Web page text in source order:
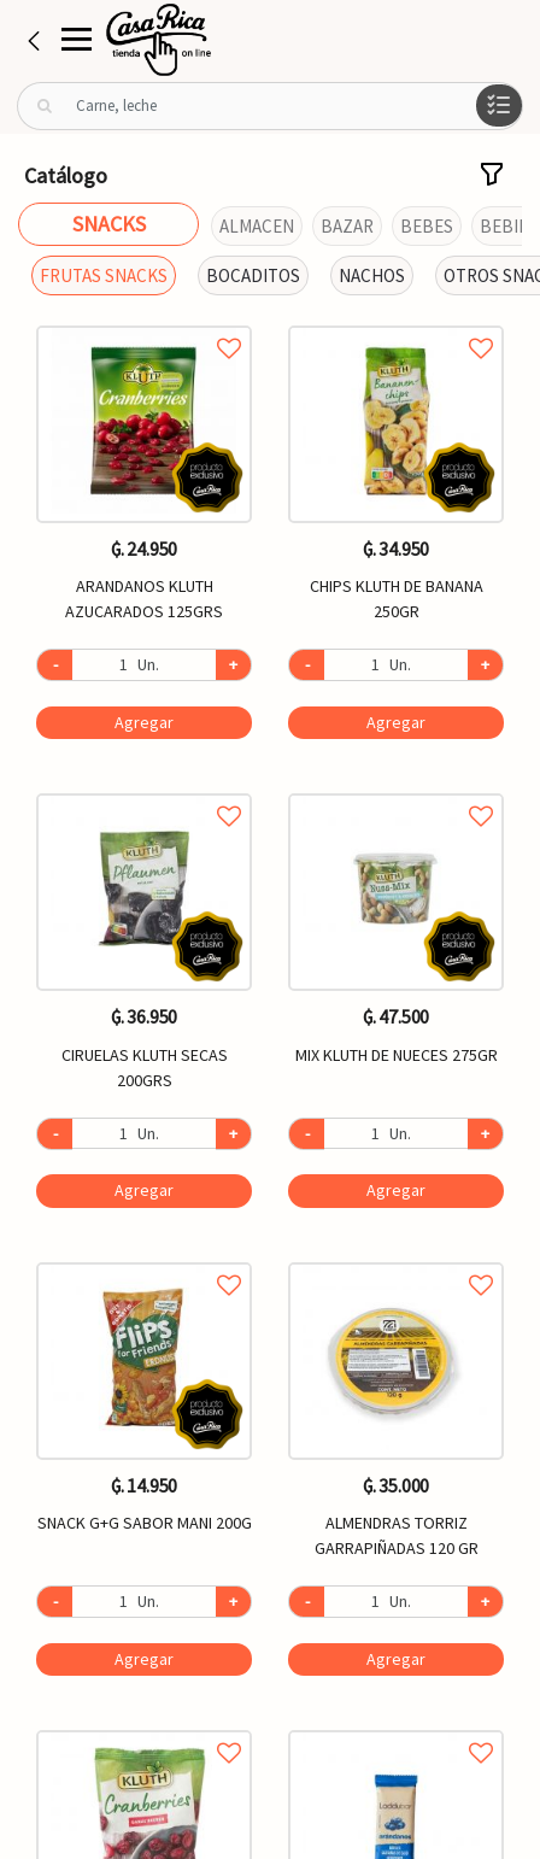
B
u
r
p
Catálogo
SNACKS
ALMACEN BAZAR BEBES
FRUTAS SNACKS BOCADITOS NACHOS OTROS
₲. 24.950
ARANDANOS KLUTH
AZUCARADOS 125GRS
- Un. +
Agregar
₲. 34.950
CHIPS KLUTH DE BANANA
250GR
- Un. +
Agregar
₲. 36.950
CIRUELAS KLUTH SECAS
200GRS
- Un. +
Agregar
₲. 47.500
MIX KLUTH DE NUECES 275GR
- Un. +
Agregar
₲. 14.950
SNACK G+G SABOR MANI 200G
- Un. +
Agregar
₲. 35.000
ALMENDRAS TORRIZ
GARRAPIÑADAS 120 GR
- Un. +
Agregar